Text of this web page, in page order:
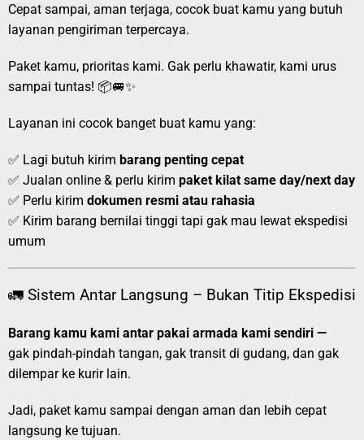
Cepat sampai, aman terjaga, cocok buat kamu yang butuh
layanan pengiriman terpercaya.
Paket kamu, prioritas kami. Gak perlu khawatir, kami urus
sampai tuntas! 📦🚐✨
Layanan ini cocok banget buat kamu yang:
✅ Lagi butuh kirim barang penting cepat
✅ Jualan online & perlu kirim paket kilat same day/next day
✅ Perlu kirim dokumen resmi atau rahasia
✅ Kirim barang bernilai tinggi tapi gak mau lewat ekspedisi
umum
🚛 Sistem Antar Langsung – Bukan Titip Ekspedisi
Barang kamu kami antar pakai armada kami sendiri —
gak pindah-pindah tangan, gak transit di gudang, dan gak
dilempar ke kurir lain.
Jadi, paket kamu sampai dengan aman dan lebih cepat
langsung ke tujuan.